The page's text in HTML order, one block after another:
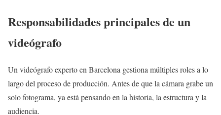
Responsabilidades principales de un
videógrafo
Un videógrafo experto en Barcelona gestiona múltiples roles a lo
largo del proceso de producción. Antes de que la cámara grabe un
solo fotograma, ya está pensando en la historia, la estructura y la
audiencia.